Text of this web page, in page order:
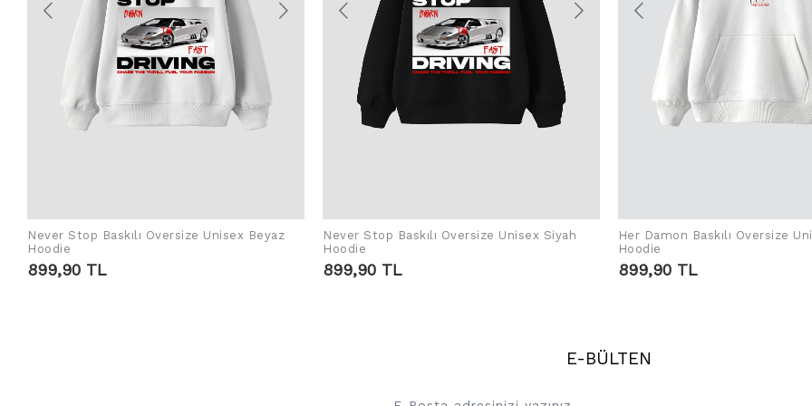
SEPETE EKLE
Never Stop Baskılı Oversize Unisex Beyaz
Hoodie
899,90 TL
SEPETE EKLE
Never Stop Baskılı Oversize Unisex Siyah
Hoodie
899,90 TL
SEPETE EKLE
Her Damon Baskılı Oversize
Hoodie
899,90 TL
E-BÜLTEN